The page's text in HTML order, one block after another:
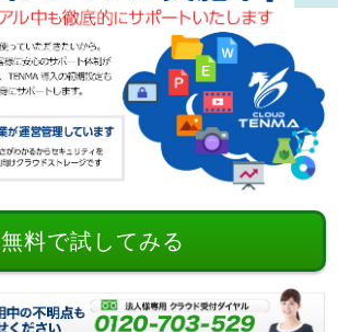
無料で試してみる